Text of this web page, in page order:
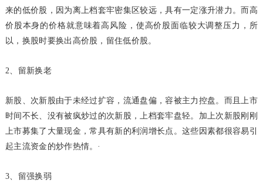
来的低价股，因为离上档套牢密集区较远，具有一定涨升潜力。而高
价股本身的价格就意味着高风险，使高价股面临较大调整压力，所
以，换股时要换出高价股，留住低价股。
2、留新换老
新股、次新股由于未经过扩容，流通盘偏，容被主力控盘。而且上市
时间不长、没有被疯炒过的次新股，上档套牢盘轻。加上次新股刚刚
上市募集了大量现金，常具有新的利润增长点。这些因素都很容易引
起主流资金的炒作热情。·
3、留强换弱